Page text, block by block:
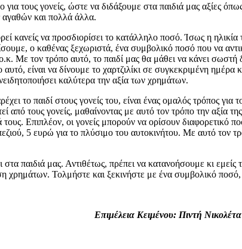
για τους γονείς, ώστε να διδάξουμε στα παιδιά μας αξίες
αγαθών και πολλά άλλα.
κανείς να προσδιορίσει το κατάλληλο ποσό. Ίσως η
ο καθένας ξεχωριστά, ένα συμβολικό ποσό που να
Με τον τρόπο αυτό, το παιδί μας θα μάθει να κάνει
αυτό, είναι να δίνουμε το χαρτζιλίκι σε συγκεκριμένη
καλύτερα την αξία των χρημάτων.
το παιδί στους γονείς του, είναι ένας ομαλός τρόπος
από τους γονείς, μαθαίνοντας με αυτό τον τρόπο την αξία
Επιπλέον, οι γονείς μπορούν να ορίσουν
5 ευρώ για το πλύσιμο του αυτοκινήτου. Με αυτό τον
παιδιά μας. Αντιθέτως, πρέπει να κατανοήσουμε κι
χρημάτων. Τολμήστε και ξεκινήστε με ένα συμβολικό ποσό,
Επιμέλεια Κειμένου: Πιντή Νικολέτα